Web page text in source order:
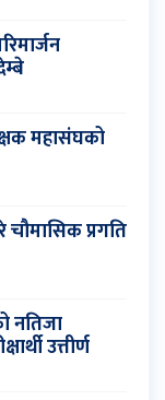
महासंघको
चौमासिक प्रगति
नतिजा
उत्तीर्ण